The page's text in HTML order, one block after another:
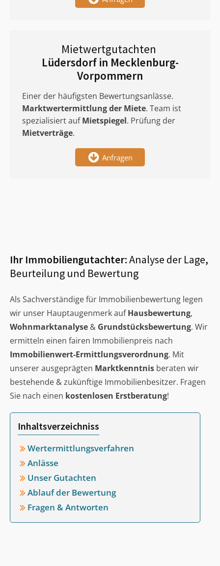
Mietwertgutachten
Lüdersdorf in Mecklenburg-
Vorpommern
Einer der häufigsten Bewertungsanlässe.
Marktwertermittlungder Miete. Team ist
spezialisiert aufMietspiegel. Prüfung der
Mietverträge.
Anfragen
Ihr Immobiliengutachter:Analyse der Lage,
Beurteilung und Bewertung
Als Sachverständige für Immobilienbewertung legen
wir unser Hauptaugenmerk aufHausbewertung,
Wohnmarktanalyse & Grundstücksbewertung. Wir
ermitteln einen fairen Immobilienpreis nach
Immobilienwert-Ermittlungsverordnung. Mit
unserer ausgeprägten Marktkenntnis beraten wir
bestehende & zukünftige Immobilienbesitzer. Fragen
Sie nach einen kostenlosen Erstberatung!
Inhaltsverzeichniss
Wertermittlungsverfahren
Anlässe
Unser Gutachten
Ablauf der Bewertung
Fragen & Antworten